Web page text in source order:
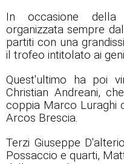
In occasione della
organizzata sempre
partiti con una
il trofeo intitolato ai
Quest'ultimo ha poi
Christian Andreani,
coppia Marco Luraghi
Arcos Brescia.
Terzi Giuseppe
Possaccio e quarti,